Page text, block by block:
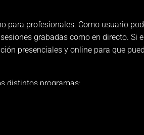
para profesionales. Como usuario
grabadas como en directo. Si
presenciales y online para que
distintos programas: